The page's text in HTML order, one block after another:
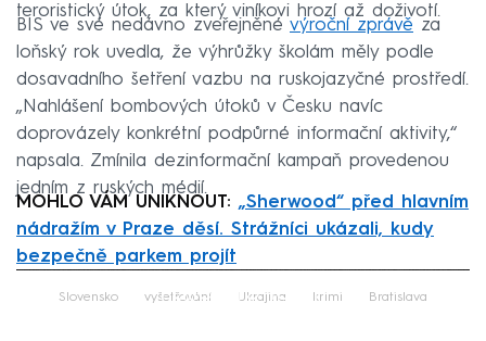
teroristický útok, za který viníkovi hrozí až doživotí.
BIS ve své nedávno zveřejněné výroční zprávě za
loňský rok uvedla, že výhrůžky školám měly podle
dosavadního šetření vazbu na ruskojazyčné prostředí.
„Nahlášení bombových útoků v Česku navíc
doprovázely konkrétní podpůrné informační aktivity,“
napsala. Zmínila dezinformační kampaň provedenou
jedním z ruských médií.
MOHLO VÁM UNIKNOUT: „Sherwood“ před hlavním
nádražím v Praze děsí. Strážníci ukázali, kudy
bezpečně parkem projít
Failed to fetch
Slovensko vyšetřování Ukrajina krimi Bratislava